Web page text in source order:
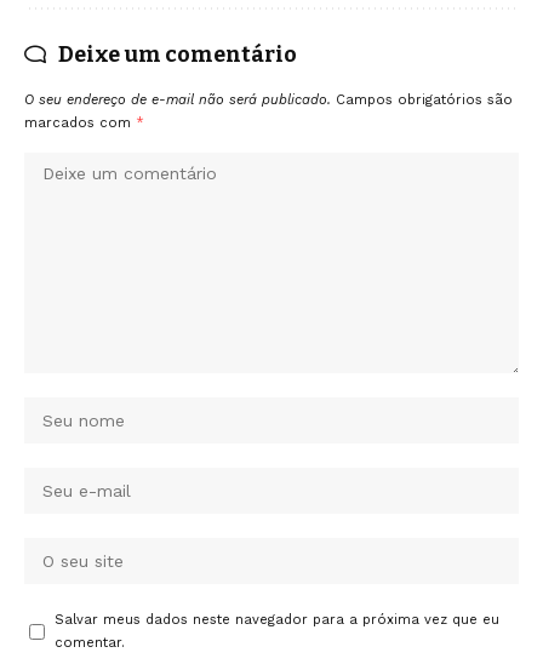
Deixe um comentário
O seu endereço de e-mail não será publicado. Campos obrigatórios são
marcados com *
Salvar meus dados neste navegador para a próxima vez que eu
comentar.